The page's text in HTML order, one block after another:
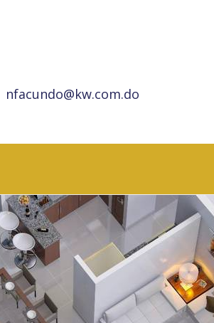
nfacundo@kw.com.do